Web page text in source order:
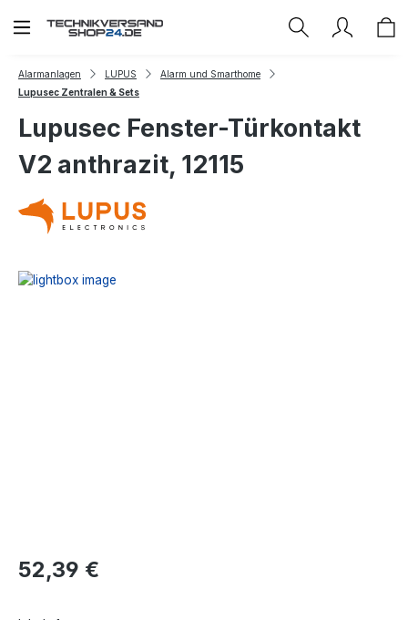
Zum Hauptinhalt springen
Alarmanlagen LUPUS
Alarm und Smarthome
Lupusec Zentralen & Sets
Lupusec Fenster-Türkontakt
V2 anthrazit, 12115
Regulärer Preis:
52,39 €